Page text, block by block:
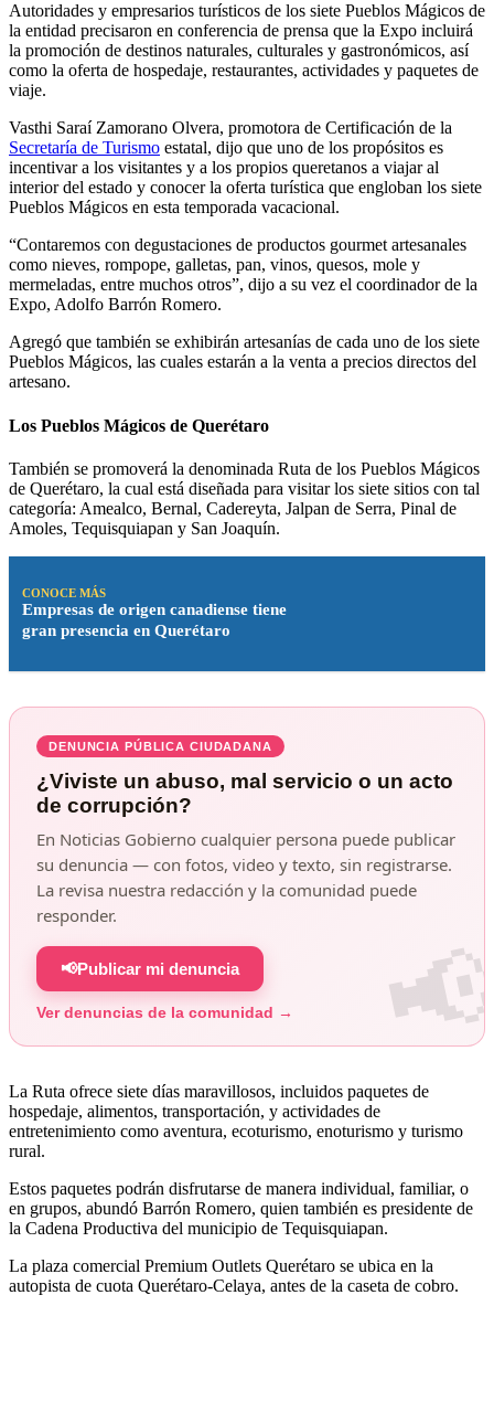
Autoridades y empresarios turísticos de los siete Pueblos Mágicos de
la entidad precisaron en conferencia de prensa que la Expo incluirá
la promoción de destinos naturales, culturales y gastronómicos, así
como la oferta de hospedaje, restaurantes, actividades y paquetes de
viaje.
Vasthi Saraí Zamorano Olvera, promotora de Certificación de la
Secretaría de Turismo estatal, dijo que uno de los propósitos es
incentivar a los visitantes y a los propios queretanos a viajar al
interior del estado y conocer la oferta turística que engloban los siete
Pueblos Mágicos en esta temporada vacacional.
“Contaremos con degustaciones de productos gourmet artesanales
como nieves, rompope, galletas, pan, vinos, quesos, mole y
mermeladas, entre muchos otros”, dijo a su vez el coordinador de la
Expo, Adolfo Barrón Romero.
Agregó que también se exhibirán artesanías de cada uno de los siete
Pueblos Mágicos, las cuales estarán a la venta a precios directos del
artesano.
Los Pueblos Mágicos de Querétaro
También se promoverá la denominada Ruta de los Pueblos Mágicos
de Querétaro, la cual está diseñada para visitar los siete sitios con tal
categoría: Amealco, Bernal, Cadereyta, Jalpan de Serra, Pinal de
Amoles, Tequisquiapan y San Joaquín.
CONOCE MÁS
Empresas de origen canadiense tiene
gran presencia en Querétaro
DENUNCIA PÚBLICA CIUDADANA
¿Viviste un abuso, mal servicio o un acto
de corrupción?
En Noticias Gobierno cualquier persona puede publicar
su denuncia — con fotos, video y texto, sin registrarse.
La revisa nuestra redacción y la comunidad puede
responder.
📢Publicar mi denuncia
Ver denuncias de la comunidad →
La Ruta ofrece siete días maravillosos, incluidos paquetes de
hospedaje, alimentos, transportación, y actividades de
entretenimiento como aventura, ecoturismo, enoturismo y turismo
rural.
Estos paquetes podrán disfrutarse de manera individual, familiar, o
en grupos, abundó Barrón Romero, quien también es presidente de
la Cadena Productiva del municipio de Tequisquiapan.
La plaza comercial Premium Outlets Querétaro se ubica en la
autopista de cuota Querétaro-Celaya, antes de la caseta de cobro.